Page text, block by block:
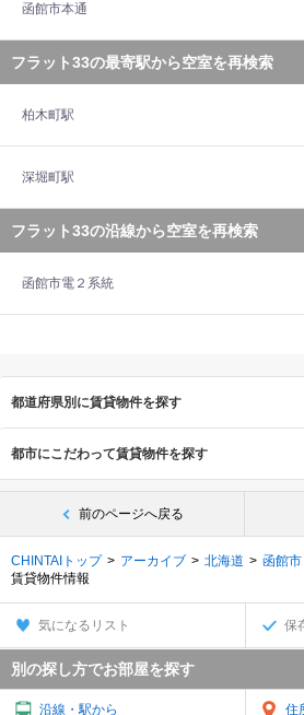
函館市本通
フラット33の最寄駅から空室を再検索
柏木町駅
深堀町駅
フラット33の沿線から空室を再検索
函館市電２系統
都道府県別に賃貸物件を探す
都市にこだわって賃貸物件を探す
前のページへ戻る
CHINTAIトップ アーカイブ 北海道 函館市
賃貸物件情報
気になるリスト 保
別の探し方でお部屋を探す
沿線・駅から 住